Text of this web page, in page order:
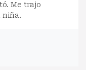
Me trajo
niña.